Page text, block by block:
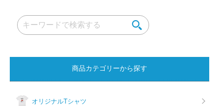
ン
商品カテゴリーから探す
オリジナルTシャツ